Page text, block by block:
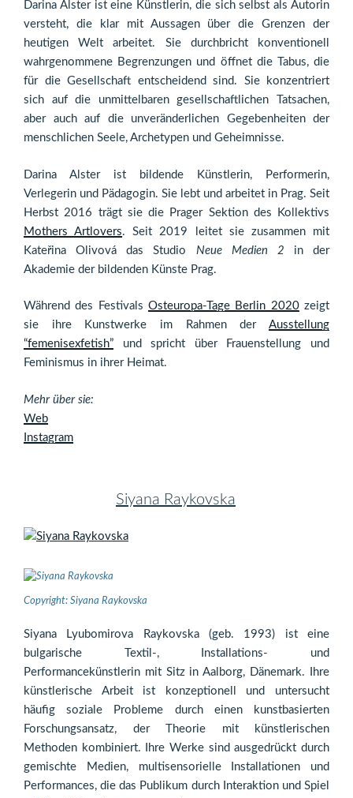
Darina Alster ist eine Künstlerin, die sich selbst als Autorin
versteht, die klar mit Aussagen über die Grenzen der
heutigen Welt arbeitet. Sie durchbricht konventionell
wahrgenommene Begrenzungen und öffnet die Tabus, die
für die Gesellschaft entscheidend sind. Sie konzentriert
sich auf die unmittelbaren gesellschaftlichen Tatsachen,
aber auch auf die unveränderlichen Gegebenheiten der
menschlichen Seele, Archetypen und Geheimnisse.
Darina Alster ist bildende Künstlerin, Performerin,
Verlegerin und Pädagogin. Sie lebt und arbeitet in Prag. Seit
Herbst 2016 trägt sie die Prager Sektion des Kollektivs
Mothers Artlovers. Seit 2019 leitet sie zusammen mit
Kateřina Olivová das Studio Neue Medien 2 in der
Akademie der bildenden Künste Prag.
Während des Festivals Osteuropa-Tage Berlin 2020zeigt
sie ihre Kunstwerke im Rahmen der Ausstellung
“femenisexfetish” und spricht über Frauenstellung und
Feminismus in ihrer Heimat.
Mehr über sie:
Web
Instagram
Siyana Raykovska
Copyright: Siyana Raykovska
Siyana Lyubomirova Raykovska (geb. 1993) ist eine
bulgarische Textil-, Installations- und
Performancekünstlerin mit Sitz in Aalborg, Dänemark. Ihre
künstlerische Arbeit ist konzeptionell und untersucht
häufig soziale Probleme durch einen kunstbasierten
Forschungsansatz, der Theorie mit künstlerischen
Methoden kombiniert. Ihre Werke sind ausgedrückt durch
gemischte Medien, multisensorielle Installationen und
Performances, die das Publikum durch Interaktion und Spiel